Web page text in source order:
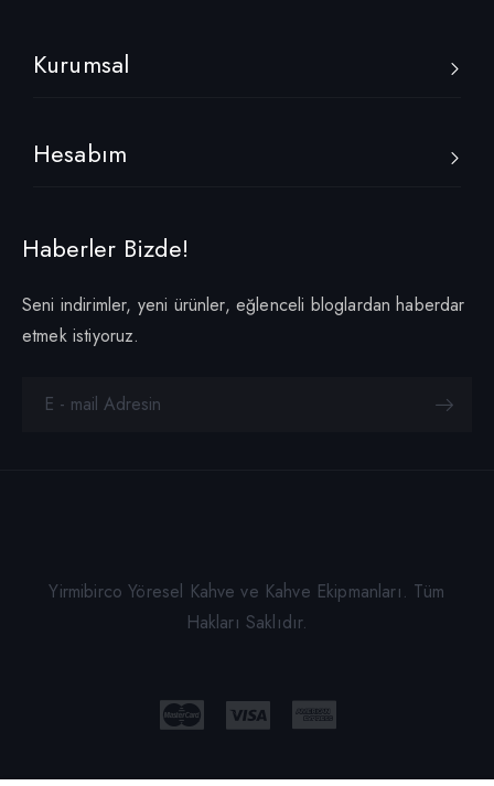
Kurumsal
Hesabım
Haberler Bizde!
Seni indirimler, yeni ürünler, eğlenceli bloglardan haberdar
etmek istiyoruz.
Yirmibirco Yöresel Kahve ve Kahve Ekipmanları. Tüm
Hakları Saklıdır.